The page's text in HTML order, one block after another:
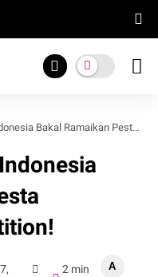
Ramaikan Pesta Supergitar Competition!
2 min
A